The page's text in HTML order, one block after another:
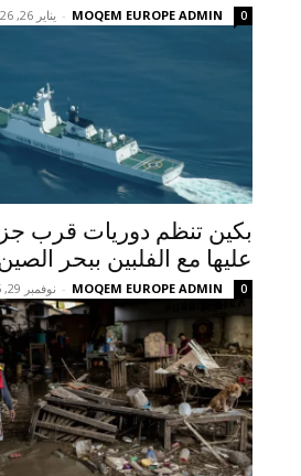
MOQEM EUROPE ADMIN
- يناير 26, 2026 0
بكين تنظم دوريات قرب
عليها مع الفلبين ببحر
MOQEM EUROPE ADMIN
- نوفمبر 29, 2025 0